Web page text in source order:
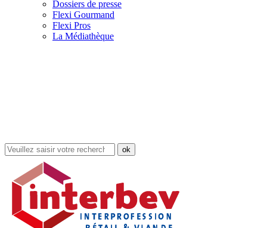
Dossiers de presse
Flexi Gourmand
Flexi Pros
La Médiathèque
Rechercher
dans
site